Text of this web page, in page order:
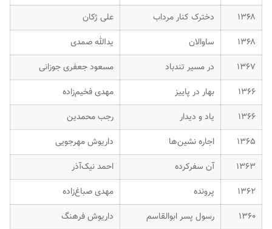
۱۳۶۸
دخترک کنار مرداب
علی ژکان
۱۳۶۸
ساوالان
یدالله صمدی
۱۳۶۷
در مسیر تندباد
مسعود جعفری جوزانی
۱۳۶۶
بهار در پاییز
مهدی فخیم‌زاده
۱۳۶۶
یاد و دیدار
رجب محمدین
۱۳۶۵
اجاره نشین‌ها
داریوش مهرجویی
۱۳۶۳
آن سفرکرده
احمد نیک‌آذر
۱۳۶۲
پرونده
مهدی صباغ‌زاده
۱۳۶۰
رسول پسر ابوالقاسم
داریوش فرهنگ